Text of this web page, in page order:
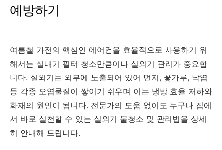
예방하기
여름철 가전의 핵심인 에어컨을 효율적으로 사용하기 위
해서는 실내기 필터 청소만큼이나 실외기 관리가 중요합
니다. 실외기는 외부에 노출되어 있어 먼지, 꽃가루, 낙엽
등 각종 오염물질이 쌓이기 쉬우며 이는 냉방 효율 저하와
화재의 원인이 됩니다. 전문가의 도움 없이도 누구나 집에
서 바로 실천할 수 있는 실외기 물청소 및 관리법을 상세
히 안내해 드립니다.